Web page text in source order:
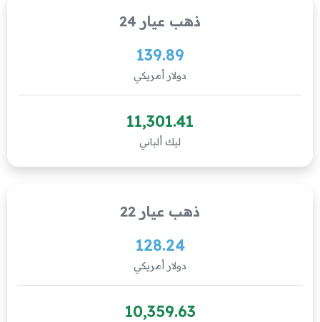
ذهب عيار 24
139.89
دولار أمريكي
11,301.41
ليك ألباني
ذهب عيار 22
128.24
دولار أمريكي
10,359.63